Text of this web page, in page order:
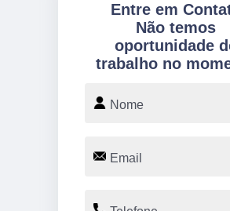
Entre em
Não temos
oportunidade
trabalho no